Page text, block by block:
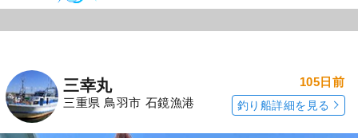
三幸丸
三重県 鳥羽市 石鏡漁港
105日前
釣り船詳細を見る